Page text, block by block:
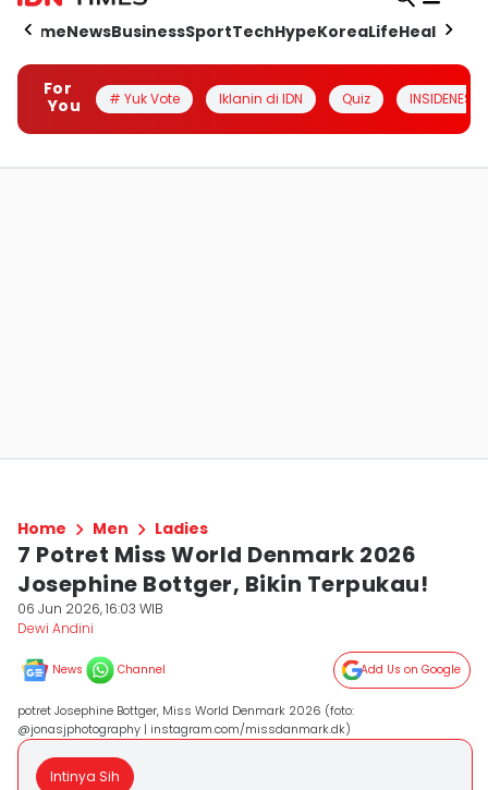
HomeNewsBusinessSportTechHypeKoreaLifeHealth
For
You
# Yuk Vote Iklanin di IDN Quiz INSIDENESIA
Home Men Ladies
7 Potret Miss World Denmark 2026
Josephine Bottger, Bikin Terpukau!
06 Jun 2026, 16:03 WIB
Dewi Andini
News Channel Add Us on Google
potret Josephine Bottger, Miss World Denmark 2026 (foto:
@jonasjphotography | instagram.com/missdanmark.dk)
Intinya Sih